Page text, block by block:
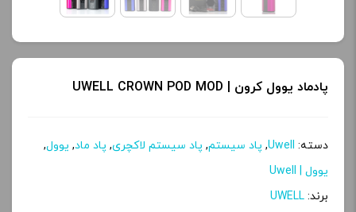
پادماد یوول کرون | UWELL CROWN POD MOD
دسته: Uwell
, پاد سیستم, پاد سیستم لاکچری, پاد ماد, یوول,
یوول | Uwell
برند: UWELL